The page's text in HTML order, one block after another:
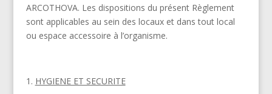
ARCOTHOVA. Les dispositions du présent Règlement
sont applicables au sein des locaux et dans tout local
ou espace accessoire à l’organisme.
HYGIENE ET SECURITE